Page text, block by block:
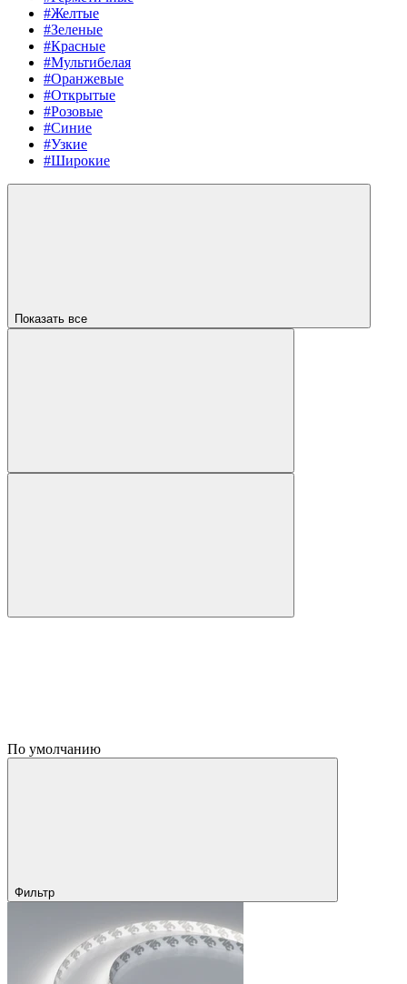
#Желтые
#Зеленые
#Красные
#Мультибелая
#Оранжевые
#Открытые
#Розовые
#Синие
#Узкие
#Широкие
Показать все
По умолчанию
Фильтр